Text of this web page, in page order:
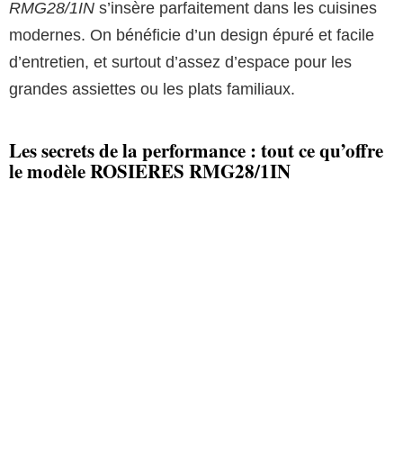
RMG28/1IN s’insère parfaitement dans les cuisines
modernes. On bénéficie d’un design épuré et facile
d’entretien, et surtout d’assez d’espace pour les
grandes assiettes ou les plats familiaux.
Les secrets de la performance : tout ce qu’offre
le modèle ROSIERES RMG28/1IN